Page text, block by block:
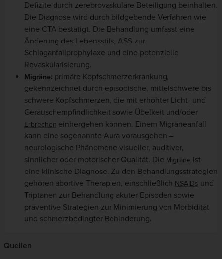
Defizite durch zerebrovaskuläre Beteiligung beinhalten.
Die Diagnose wird durch bildgebende Verfahren wie
eine CTA bestätigt. Die Behandlung umfasst eine
Änderung des Lebensstils, ASS zur
Schlaganfallprophylaxe und eine potenzielle
Revaskularisierung.
Migräne: primäre Kopfschmerzerkrankung,
gekennzeichnet durch episodische, mittelschwere bis
schwere Kopfschmerzen, die mit erhöhter Licht- und
Geräuschempfindlichkeit sowie Übelkeit und/oder
Erbrechen einhergehen können. Einem Migräneanfall
kann eine sogenannte Aura vorausgehen –
neurologische Phänomene visueller, auditiver,
sinnlicher oder motorischer Qualität. Die Migräne ist
eine klinische Diagnose. Zu den Behandlungsstrategien
gehören abortive Therapien, einschließlich NSAIDs und
Triptanen zur Behandlung akuter Episoden sowie
präventive Strategien zur Minimierung von Morbidität
und schmerzbedingter Behinderung.
Quellen